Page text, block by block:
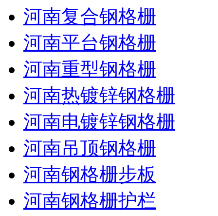
河南复合钢格栅
河南平台钢格栅
河南重型钢格栅
河南热镀锌钢格栅
河南电镀锌钢格栅
河南吊顶钢格栅
河南钢格栅步板
河南钢格栅护栏